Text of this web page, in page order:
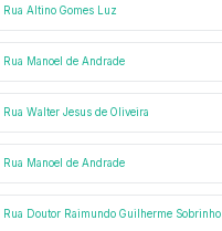
Rua Altino Gomes Luz
Rua Manoel de Andrade
Rua Walter Jesus de Oliveira
Rua Manoel de Andrade
Rua Doutor Raimundo Guilherme Sobrinho